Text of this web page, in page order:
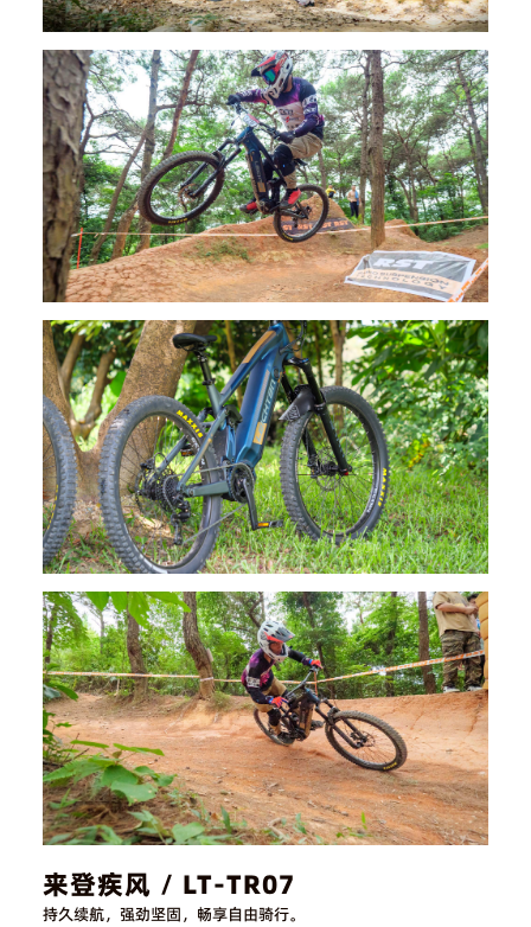
来登疾风 / LT-TR07
持久续航，强劲坚固，畅享自由骑行。